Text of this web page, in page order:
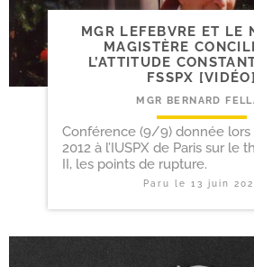
MGR LEFEBVRE ET LE
MAGISTÈRE
L’ATTITUDE
FSSPX [VIDÉO]
MGR BERNARD
Conférence (9/9) donnée
2012 à l’IUSPX de Paris sur le
II, les points de rupture.
Paru le 13 juin